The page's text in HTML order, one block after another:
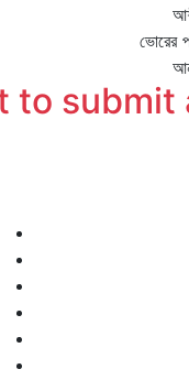
ভোরের
to submit